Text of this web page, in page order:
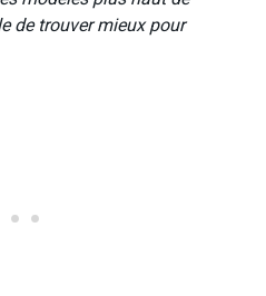
de trouver mieux pour